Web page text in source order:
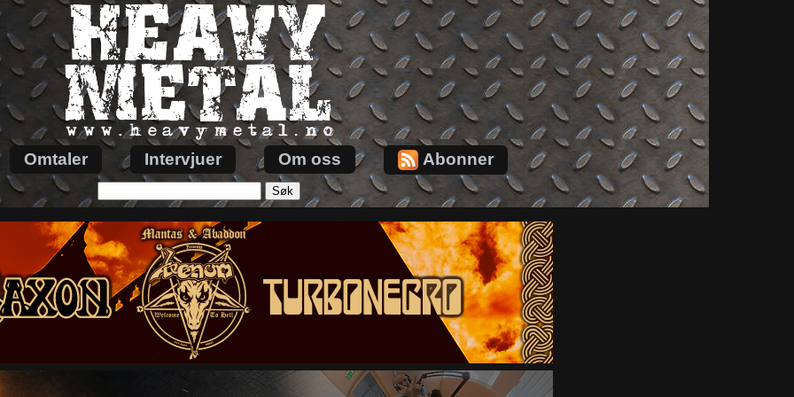
Omtaler Intervjuer Om oss Abonner
etter: